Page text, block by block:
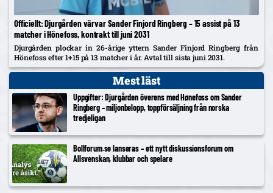
Officiellt: Djurgården värvar Sander Finjord Ringberg – 15 assist på 13
matcher i Hönefoss, kontrakt till juni 2031
Djurgården plockar in 26-årige yttern Sander Finjord Ringberg från
Hönefoss efter 1+15 på 13 matcher i år. Avtal till sista juni 2031.
Mest läst
Uppgifter: Djurgården överens med Hønefoss om Sander
Ringberg – miljonbelopp, toppförsäljning från norska
tredjeligan
Bollforum.se lanseras – ett nytt diskussionsforum om
Allsvenskan, klubbar och spelare